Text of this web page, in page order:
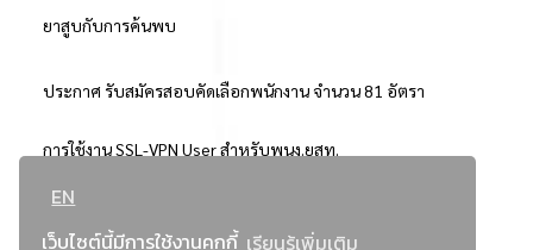
EN
เว็บไซต์นี้มีการใช้งานคุกกี้ เรียนรู้เพิ่มเติม
ยาสูบกับการค้นพบ
ประกาศ รับสมัครสอบคัดเลือกพนักงาน จำนวน 81 อัตรา
การใช้งาน SSL-VPN User สำหรับพนง.ยสท.
..ยอดนิยม..